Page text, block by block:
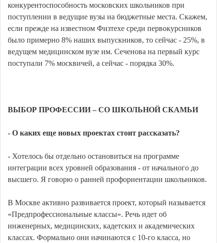
конкурентоспособность московских школьников при
поступлении в ведущие вузы на бюджетные места. Скажем,
если прежде на известном Физтехе среди первокурсников
было примерно 8% наших выпускников, то сейчас - 25%, в
ведущем медицинском вузе им. Сеченова на первый курс
поступали 7% москвичей, а сейчас - порядка 30%.
ВЫБОР ПРОФЕССИИ – СО ШКОЛЬНОЙ СКАМЬИ
- О каких еще новых проектах стоит рассказать?
- Хотелось бы отдельно остановиться на программе
интеграции всех уровней образования - от начального до
высшего. Я говорю о ранней профориентации школьников.
В Москве активно развивается проект, который называется
«Предпрофессиональные классы». Речь идет об
инженерных, медицинских, кадетских и академических
классах. Формально они начинаются с 10-го класса, но